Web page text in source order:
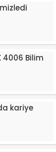
4006 Bilim
kariye